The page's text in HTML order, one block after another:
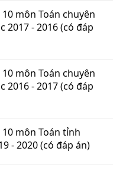
môn Toán chuyên
2017 - 2016 (có đáp
môn Toán chuyên
2016 - 2017 (có đáp
môn Toán tỉnh
- 2020 (có đáp án)